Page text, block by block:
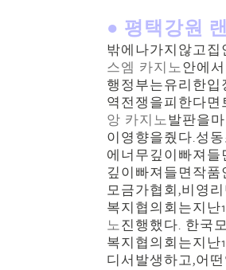
● 평택강원
밖에나가지않고
스엠 카지노안에
행정부는유리한
역전쟁을피한다
앙 카지노발판을
이영향을줬다.성
에너무깊이빠져
깊이빠져들면작
모금가협회,비영
복지협의회는지난
노진행했다. 한국
복지협의회는지난
디서발생하고,어